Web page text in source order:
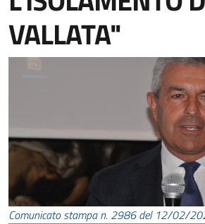
VALLATA"
Comunicato stampa n. 2986 del 12/02/